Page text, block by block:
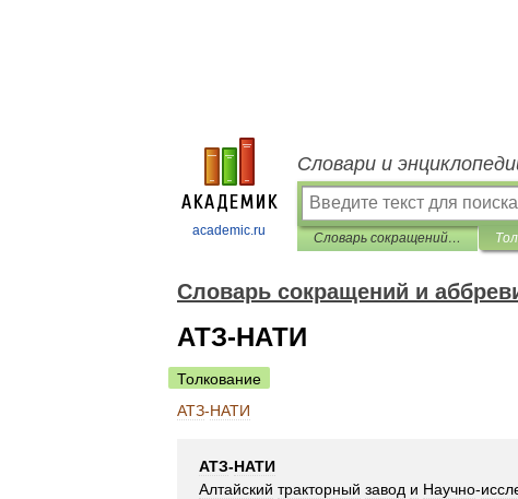
academic.ru
Словари и
Словарь сокращений и аббревиатур
Словарь сокращений и
АТЗ-НАТИ
Толкование
АТЗ-НАТИ
АТЗ-НАТИ
Алтайский тракторный завод и Научно-